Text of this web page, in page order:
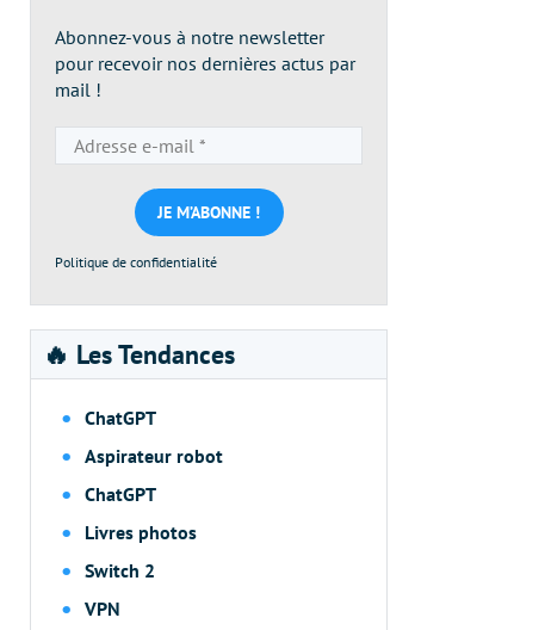
Abonnez-vous à notre newsletter
pour recevoir nos dernières actus par
mail !
e-
mail
*
Politique de confidentialité
🔥 Les Tendances
ChatGPT
Aspirateur robot
ChatGPT
Livres photos
Switch 2
VPN